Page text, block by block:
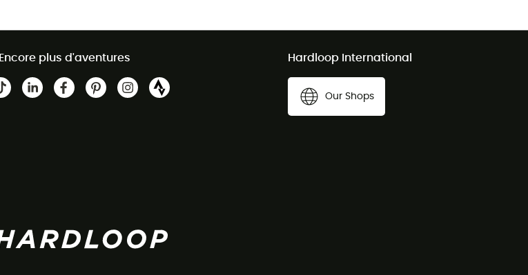
Encore plus d'aventures Hardloop International
Our Shops